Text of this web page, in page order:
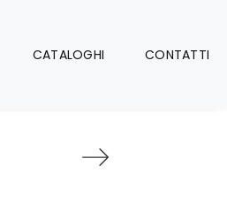
CATALOGHI CONTATTI